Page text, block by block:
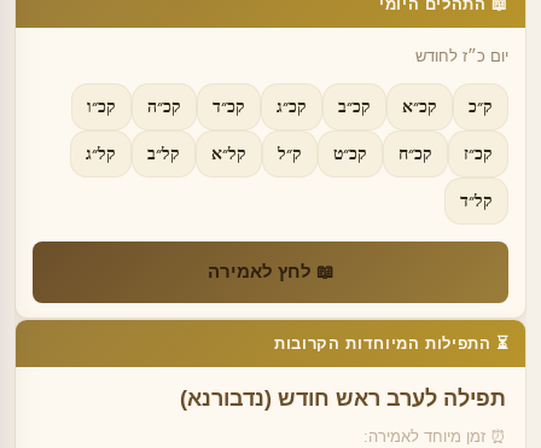
📖 התהלים היומי
יום כ״ז לחודש
ק״כ קכ״א קכ״ב קכ״ג קכ״ד קכ״ה קכ״ו
קכ״ז קכ״ח קכ״ט ק״ל קל״א קל״ב קל״ג
קל״ד
📖 לחץ לאמירה
⏳ התפילות המיוחדות הקרובות
תפילה לערב ראש חודש (נדבורנא)
⏰ זמן מיוחד לאמירה: